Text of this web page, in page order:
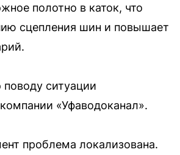
полотно в каток, что
сцепления шин и повышает
ситуации
«Уфаводоканал».
проблема локализована.